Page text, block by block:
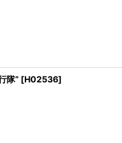
隊” [H02536]